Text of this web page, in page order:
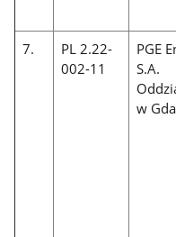
7.
PL 2.22-
002-11
PGE
S.A.
w